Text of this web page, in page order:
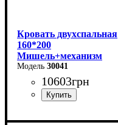
Кровать двухспальная
160*200
Мишель+механизм
(темно-серая)
30041
10603грн